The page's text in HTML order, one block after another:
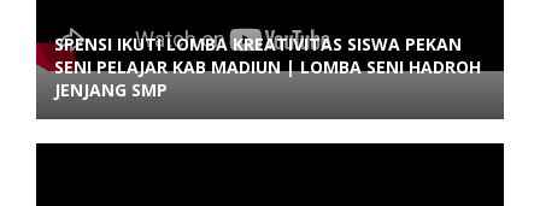
SPENSI IKUTI LOMBA KREATIVITAS SISWA PEKAN
SENI PELAJAR KAB MADIUN | LOMBA SENI HADROH
JENJANG SMP